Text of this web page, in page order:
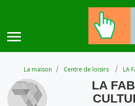
La maison Centre de loisirs LA
LA